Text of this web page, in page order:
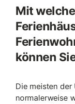
Mit
können
Die meisten
normalerweise